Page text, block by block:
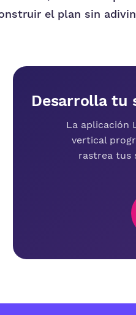
el plan sin
Desarrolla tu
La aplicación
vertical
rastrea tus